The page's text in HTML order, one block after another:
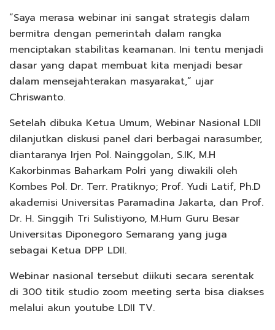
“Saya merasa webinar ini sangat strategis dalam
bermitra dengan pemerintah dalam rangka
menciptakan stabilitas keamanan. Ini tentu menjadi
dasar yang dapat membuat kita menjadi besar
dalam mensejahterakan masyarakat,” ujar
Chriswanto.
Setelah dibuka Ketua Umum, Webinar Nasional LDII
dilanjutkan diskusi panel dari berbagai narasumber,
diantaranya Irjen Pol. Nainggolan, S.IK, M.H
Kakorbinmas Baharkam Polri yang diwakili oleh
Kombes Pol. Dr. Terr. Pratiknyo; Prof. Yudi Latif, Ph.D
akademisi Universitas Paramadina Jakarta, dan Prof.
Dr. H. Singgih Tri Sulistiyono, M.Hum Guru Besar
Universitas Diponegoro Semarang yang juga
sebagai Ketua DPP LDII.
Webinar nasional tersebut diikuti secara serentak
di 300 titik studio zoom meeting serta bisa diakses
melalui akun youtube LDII TV.